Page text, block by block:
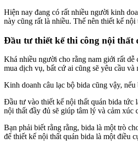
Hiện nay đang có rất nhiều người kinh
này cũng rất là nhiều. Thế nên thiết kế
Đầu tư thiết kế thi công nội thất
Khá nhiều người cho rằng nam giới rất
mua dịch vụ, bất cứ ai cũng sẽ yêu cầu
Kinh doanh câu lạc bộ bida cũng vậy,
Đầu tư vào thiết kế nội thất quán bida tức
nội thất đầy đủ sẽ giúp tâm lý và cảm xúc
Bạn phải biết rằng rằng, bida là một trò
để thiết kế nội thất quán bida là một điều